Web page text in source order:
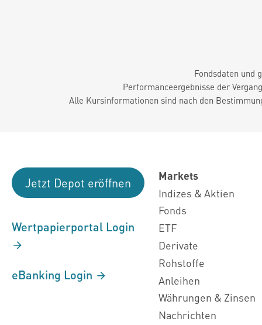
Fondsdaten und
Performanceergebnisse der
Alle Kursinformationen sind nach den
Jetzt Depot eröffnen
Wertpapierportal Login
eBanking Login
Markets
Indizes & Aktien
Fonds
ETF
Derivate
Rohstoffe
Anleihen
Währungen & Zinsen
Nachrichten